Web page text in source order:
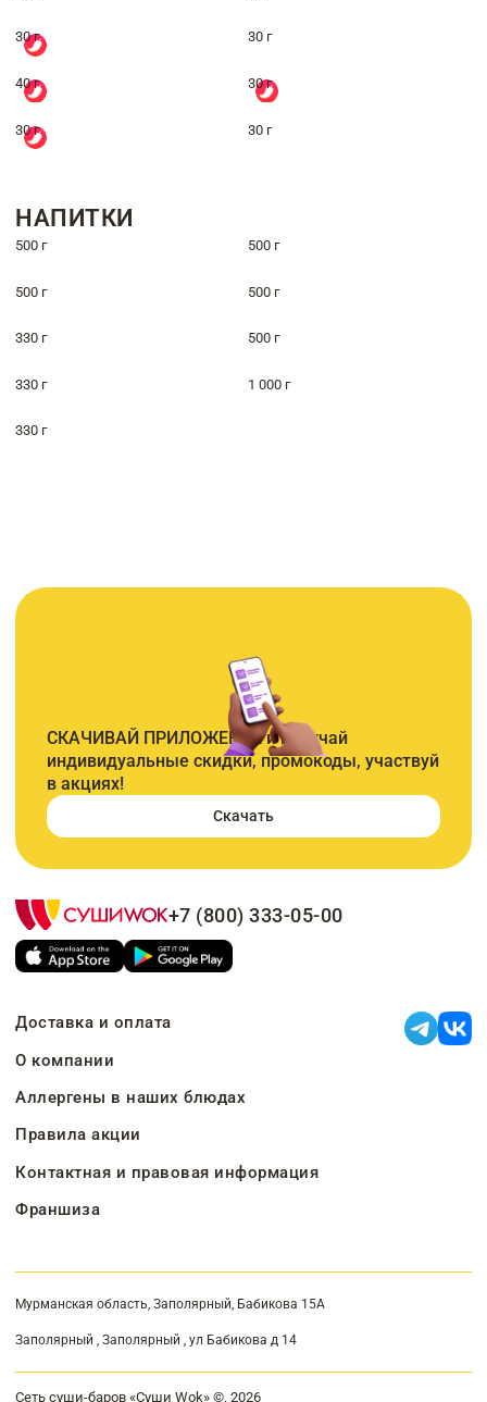
30 г 30 г
40 г 30 г
30 г 30 г
НАПИТКИ
500 г 500 г
500 г 500 г
330 г 500 г
330 г 1 000 г
330 г
СКАЧИВАЙ ПРИЛОЖЕНИЕ и получай
индивидуальные скидки, промокоды, участвуй
в акциях!
Скачать
+7 (800) 333-05-00
Доставка и оплата
О компании
Аллергены в наших блюдах
Правила акции
Контактная и правовая информация
Франшиза
Мурманская область, Заполярный, Бабикова 15А
Заполярный , Заполярный , ул Бабикова д 14
Сеть суши-баров «Суши Wok» ©, 2026